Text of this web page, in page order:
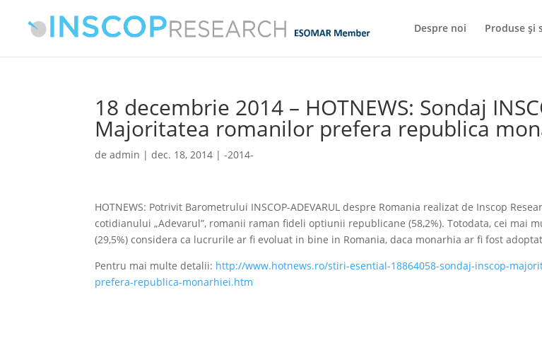
Despre noi Produse și
18 decembrie 2014 – HOTNEWS: Sondaj
Majoritatea romanilor prefera republica
deadmin |dec. 18, 2014 |-2014-
HOTNEWS: Potrivit Barometrului INSCOP-ADEVARUL despre Romania realizat de Inscop
cotidianului „Adevarul”, romanii raman fideli optiunii republicane (58,2%). Totodata, cei mai
(29,5%) considera ca lucrurile ar fi evoluat in bine in Romania, daca monarhia ar fi fost
Pentru mai multe detalii: http://www.hotnews.ro/stiri-esential-18864058-sondaj-inscop-
prefera-republica-monarhiei.htm